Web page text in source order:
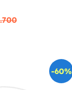
-60%